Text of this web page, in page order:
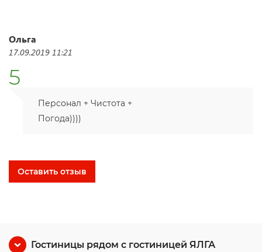
Ольга
17.09.2019 11:21
5
Персонал + Чистота +
Погода))))
Оставить отзыв
Гостиницы рядом с гостиницей ЯЛГА